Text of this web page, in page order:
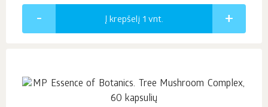
Į krepšelį 1 vnt.